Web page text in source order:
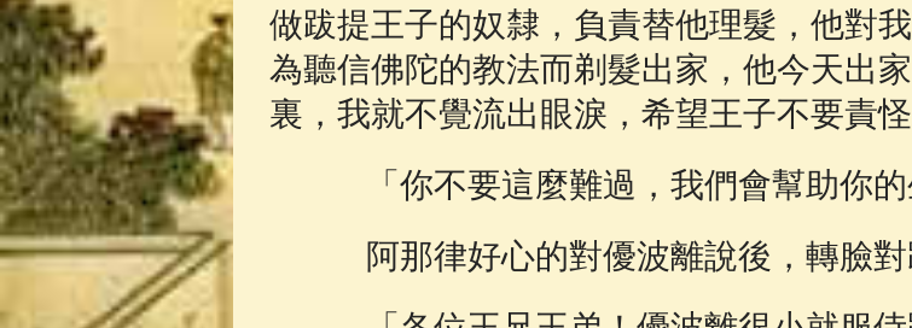
做跋提王子的奴隸，負責替他理髮，他對
為聽信佛陀的教法而剃髮出家，他今天出
裏，我就不覺流出眼淚，希望王子不要責怪
「你不要這麼難過，我們會幫助你的
阿那律好心的對優波離說後，轉臉對